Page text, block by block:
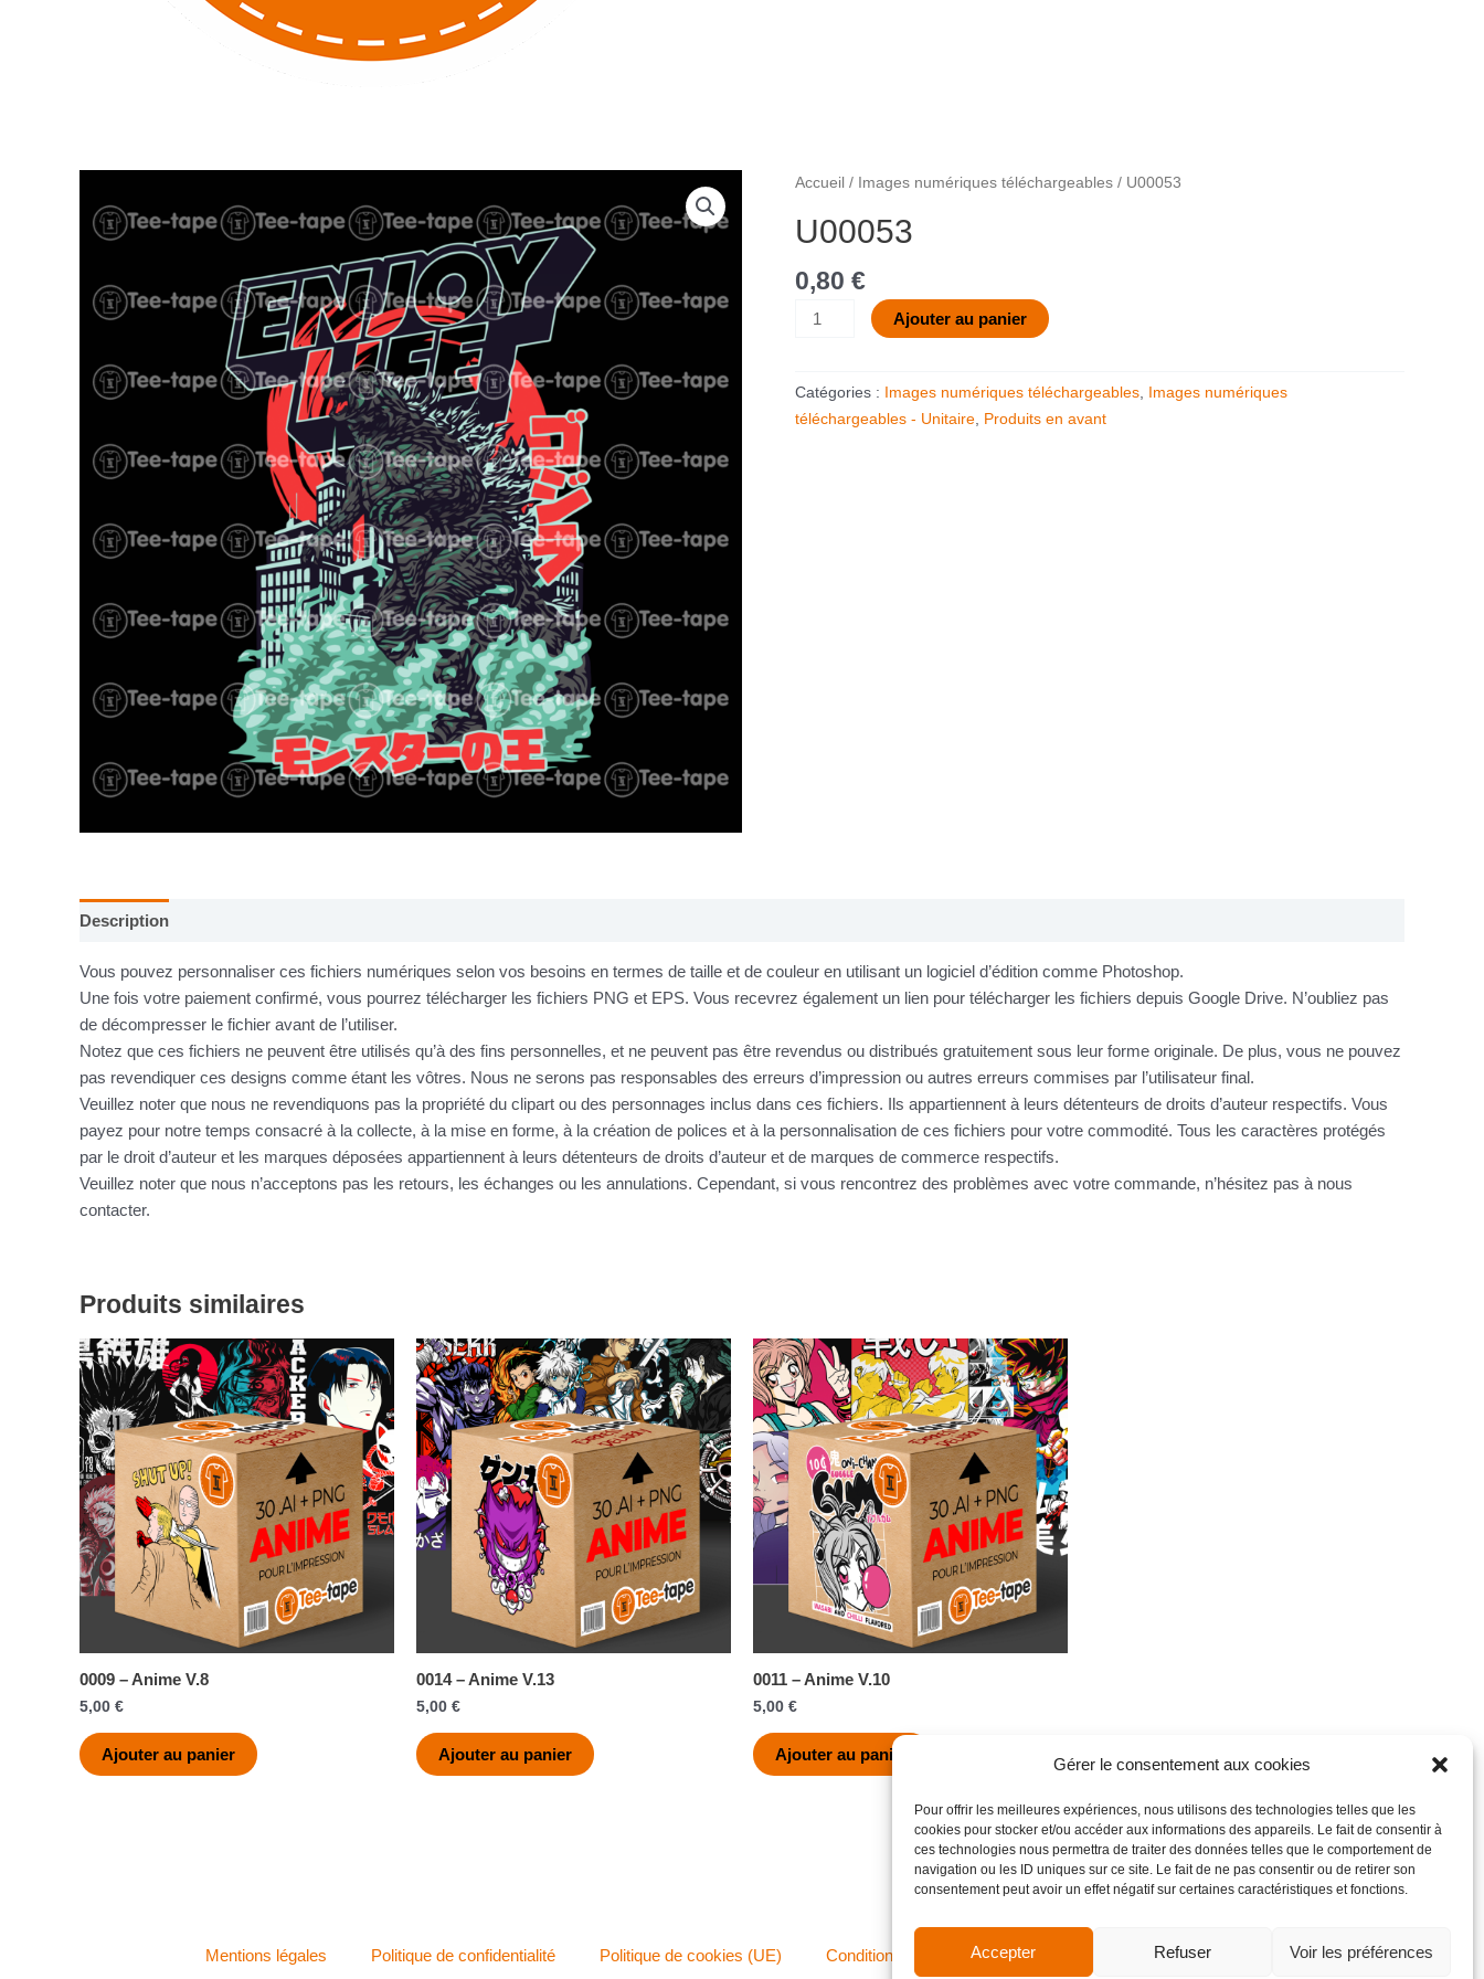
Gérer le consentement aux cookies
Pour offrir les meilleures expériences, nous utilisons des technologies telles que les
cookies pour stocker et/ou accéder aux informations des appareils. Le fait de consentir à
ces technologies nous permettra de traiter des données telles que le comportement de
navigation ou les ID uniques sur ce site. Le fait de ne pas consentir ou de retirer son
consentement peut avoir un effet négatif sur certaines caractéristiques et fonctions.
Accepter Refuser Voir les préférences
Accueil / Images numériques téléchargeables / U00053
U00053
0,80 €
quantité
U00053
Ajouter au panier
Catégories : Images numériques téléchargeables,
Images numériques
téléchargeables - Unitaire, Produits en avant
Description
Vous pouvez personnaliser ces fichiers numériques selon vos besoins en termes de taille et de couleur en utilisant un logiciel d’édition comme Photoshop.
Une fois votre paiement confirmé, vous pourrez télécharger les fichiers PNG et EPS. Vous recevrez également un lien pour télécharger les fichiers depuis Google Drive. N’oubliez pas
de décompresser le fichier avant de l’utiliser.
Notez que ces fichiers ne peuvent être utilisés qu’à des fins personnelles, et ne peuvent pas être revendus ou distribués gratuitement sous leur forme originale. De plus, vous ne pouvez
pas revendiquer ces designs comme étant les vôtres. Nous ne serons pas responsables des erreurs d’impression ou autres erreurs commises par l’utilisateur final.
Veuillez noter que nous ne revendiquons pas la propriété du clipart ou des personnages inclus dans ces fichiers. Ils appartiennent à leurs détenteurs de droits d’auteur respectifs. Vous
payez pour notre temps consacré à la collecte, à la mise en forme, à la création de polices et à la personnalisation de ces fichiers pour votre commodité. Tous les caractères protégés
par le droit d’auteur et les marques déposées appartiennent à leurs détenteurs de droits d’auteur et de marques de commerce respectifs.
Veuillez noter que nous n’acceptons pas les retours, les échanges ou les annulations. Cependant, si vous rencontrez des problèmes avec votre commande, n’hésitez pas à nous
contacter.
Produits similaires
0009 – Anime V.8
5,00 €
Ajouter au panier
0014 – Anime V.13
5,00 €
Ajouter au panier
0011 – Anime V.10
5,00 €
Ajouter au panier
Mentions légales Politique de confidentialité Politique de cookies (UE) Conditions générales de vente Site réalisé par VBAUDRY